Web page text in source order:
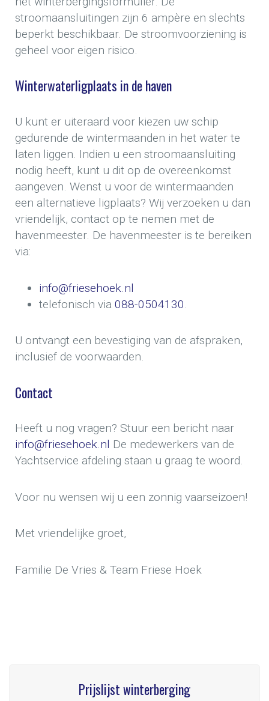
stroomaansluitingen zijn 6 ampère en slechts
beperkt beschikbaar. De stroomvoorziening is
geheel voor eigen risico.
Winterwaterligplaats in de haven
U kunt er uiteraard voor kiezen uw schip
gedurende de wintermaanden in het water te
laten liggen. Indien u een stroomaansluiting
nodig heeft, kunt u dit op de overeenkomst
aangeven. Wenst u voor de wintermaanden
een alternatieve ligplaats? Wij verzoeken u dan
vriendelijk, contact op te nemen met de
havenmeester. De havenmeester is te bereiken
via:
info@friesehoek.nl
telefonisch via 088-0504130
U ontvangt een bevestiging van de afspraken,
inclusief de voorwaarden.
Contact
Heeft u nog vragen? Stuur een bericht naar
info@friesehoek.nl De medewerkers van de
Yachtservice afdeling staan u graag te woord.
Voor nu wensen wij u een zonnig vaarseizoen!
Met vriendelijke groet,
Familie De Vries & Team Friese Hoek
Prijslijst winterberging